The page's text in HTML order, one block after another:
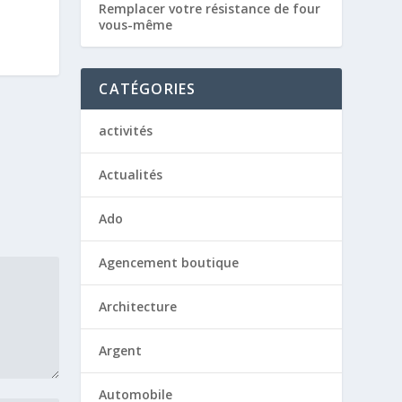
Remplacer votre résistance de four
vous-même
CATÉGORIES
activités
Actualités
Ado
Agencement boutique
Architecture
Argent
Automobile